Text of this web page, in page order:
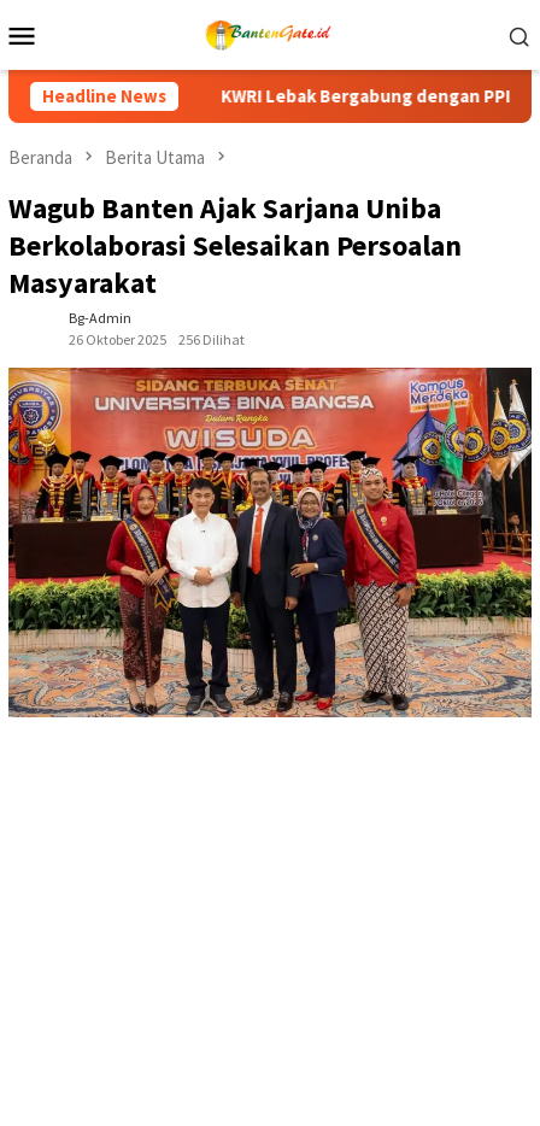
ke
Mobile
Headline News
dengan PPI Gelar Senam Kebugaran HUT ke-81 RI,
Beranda Berita Utama
Wagub Banten Ajak Sarjana Uniba
Berkolaborasi Selesaikan Persoalan
Masyarakat
Bg-Admin
26 Oktober 2025
256 Dilihat